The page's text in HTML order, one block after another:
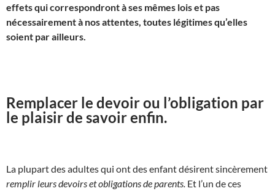
effets qui correspondront à ses mêmes lois et pas
nécessairement à nos attentes, toutes légitimes qu’elles
soient par ailleurs.
Remplacer le devoir ou l’obligation par
le plaisir de savoir enfin.
La plupart des adultes qui ont des enfant désirent sincèrement
remplir leurs devoirs et obligations de parents. Et l’un de ces